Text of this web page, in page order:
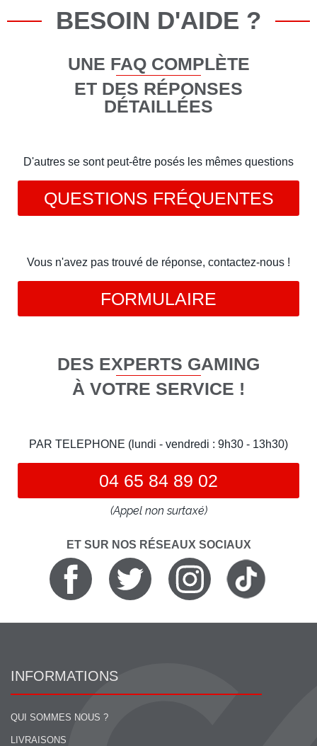
BESOIN D'AIDE ?
UNE FAQ COMPLÈTE
ET DES RÉPONSES
DÉTAILLÉES
D'autres se sont peut-être posés les mêmes questions
QUESTIONS FRÉQUENTES
Vous n'avez pas trouvé de réponse, contactez-nous !
FORMULAIRE
DES EXPERTS GAMING
À VOTRE SERVICE !
PAR TELEPHONE (lundi - vendredi : 9h30 - 13h30)
04 65 84 89 02
(Appel non surtaxé)
ET SUR NOS RÉSEAUX SOCIAUX
INFORMATIONS
QUI SOMMES NOUS ?
LIVRAISONS